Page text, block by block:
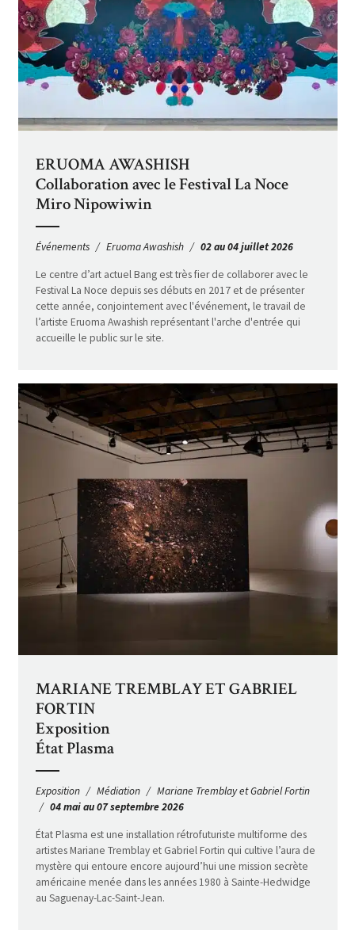
ERUOMA AWASHISH
Collaboration avec le Festival La Noce
Miro Nipowiwin
Événements Eruoma Awashish 02 au 04 juillet 2026
Le centre d’art actuel Bang est très fier de collaborer avec le
Festival La Noce depuis ses débuts en 2017 et de présenter
cette année, conjointement avec l'événement, le travail de
l’artiste Eruoma Awashish représentant l'arche d'entrée qui
accueille le public sur le site.
MARIANE TREMBLAY ET GABRIEL
FORTIN
Exposition
État Plasma
Exposition Médiation
Mariane Tremblay et Gabriel Fortin
04 mai au 07 septembre 2026
État Plasma est une installation rétrofuturiste multiforme des
artistes Mariane Tremblay et Gabriel Fortin qui cultive l’aura de
mystère qui entoure encore aujourd’hui une mission secrète
américaine menée dans les années 1980 à Sainte-Hedwidge
au Saguenay-Lac-Saint-Jean.